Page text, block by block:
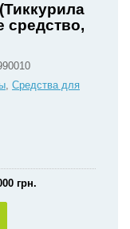
, Средства для
грн.